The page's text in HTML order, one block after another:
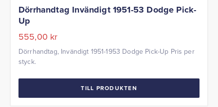
Dörrhandtag Invändigt 1951-53 Dodge Pick-
Up
555,00 kr
Dörrhandtag, Invändigt 1951-1953 Dodge Pick-Up Pris per
styck.
TILL PRODUKTEN